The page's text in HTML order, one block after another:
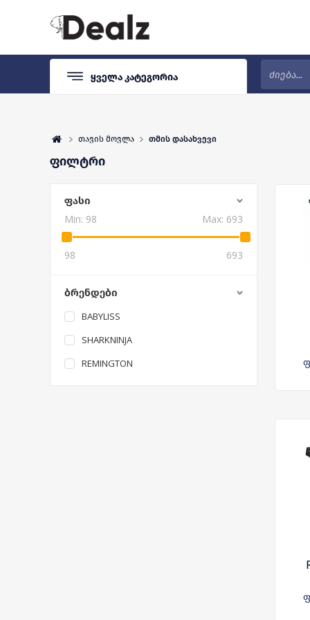
Ყველა Კატეგორია
თავის მოვლა თმის დასახვევი
ფილტრი
ᲤᲐᲡᲘ
Min: 98 Max: 693
98 693
ᲑᲠᲔᲜᲓᲔᲑᲘ
BABYLISS
SHARKNINJA
REMINGTON